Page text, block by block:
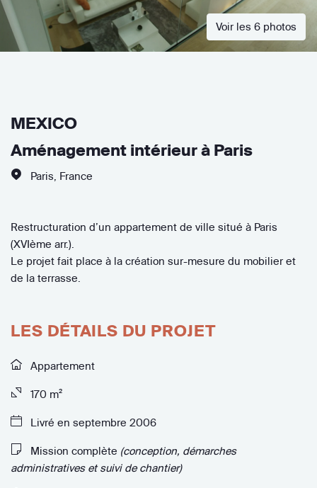
Voir les 6 photos
MEXICO
Aménagement intérieur à Paris
Paris France
Restructuration d’un appartement de ville situé à Paris
(XVIème arr.).
Le projet fait place à la création sur-mesure du mobilier et
de la terrasse.
LES DÉTAILS DU PROJET
Appartement
170 m²
Livré en septembre 2006
Mission complète (conception, démarches
administratives et suivi de chantier)